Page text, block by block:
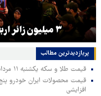
۳ میلیون زائر اربعین به کشور بازگشتند
پربازدیدترین‌ مطالب
قیمت طلا و سکه یکشنبه ۱۱ مرداد ۱۴۰۵/ ریزش سنگین سکه امامی
افزایشی